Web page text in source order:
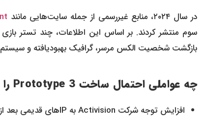
در سال ۲۰۲۴، منابع غیررسمی از جمله سایت‌هایی مانند
سوم منتشر کردند. بر اساس این اطلاعات، چند تستر
بازگشت شخصیت الکس مرسر، گرافیک بهبودیافته و
چه عواملی احتمال ساخت Prototype 3 را افزایش می‌دهد؟
افزایش توجه شرکت Activision به IPهای قدیمی بعد از خریداری توسط مایکروسافت